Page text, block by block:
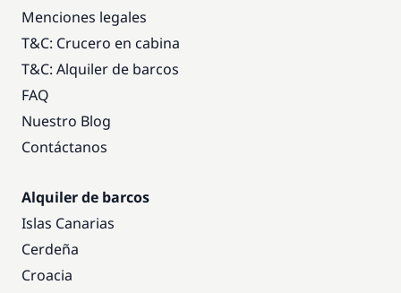
Menciones legales
T&C: Crucero en cabina
T&C: Alquiler de barcos
FAQ
Nuestro Blog
Contáctanos
Alquiler de barcos
Islas Canarias
Cerdeña
Croacia